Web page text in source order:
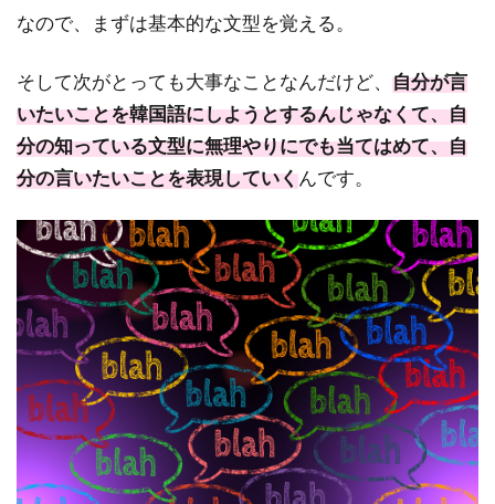
なので、まずは基本的な文型を覚える。
そして次がとっても大事なことなんだけど、 自分が言
いたいことを韓国語にしようとするんじゃなくて、自
分の知っている文型に無理やりにでも当てはめて、自
分の言いたいことを表現していくんです。